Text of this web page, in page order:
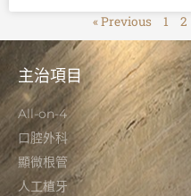
« Previous 1 2
主治項目
All-on-4
口腔外科
顯微根管
人工植牙